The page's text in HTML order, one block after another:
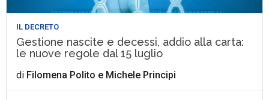
IL DECRETO
Gestione nascite e decessi, addio alla carta:
le nuove regole dal 15 luglio
di Filomena Polito e Michele Principi